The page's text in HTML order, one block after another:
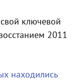
ключевой
2011
находились